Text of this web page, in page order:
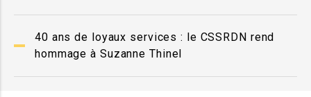
40 ans de loyaux services : le CSSRDN rend
hommage à Suzanne Thinel